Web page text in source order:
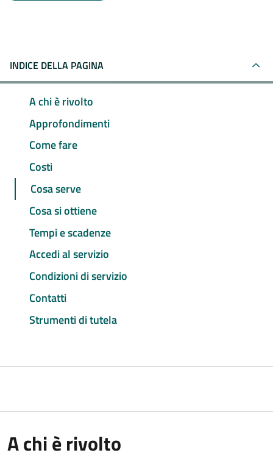
INDICE DELLA PAGINA
A chi è rivolto
Approfondimenti
Come fare
Costi
Cosa serve
Cosa si ottiene
Tempi e scadenze
Accedi al servizio
Condizioni di servizio
Contatti
Strumenti di tutela
A chi è rivolto